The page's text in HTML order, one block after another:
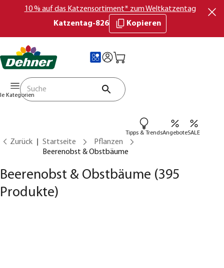
10 % auf das Katzensortiment* zum Weltkatzentag
Katzentag-826
Kopieren
Kategorien
Tipps & TrendsAngeboteSALE
Zurück Startseite
Pflanzen
Beerenobst & Obstbäume
Beerenobst & Obstbäume (395
Produkte)